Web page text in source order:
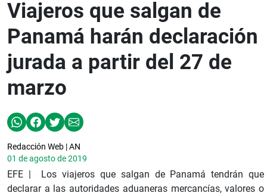
Viajeros que salgan de
Panamá harán declaración
jurada a partir del 27 de
marzo
Redacción Web | AN
01 de agosto de 2019
EFE | Los viajeros que salgan de Panamá tendrán que
declarar a las autoridades aduaneras mercancías, valores o